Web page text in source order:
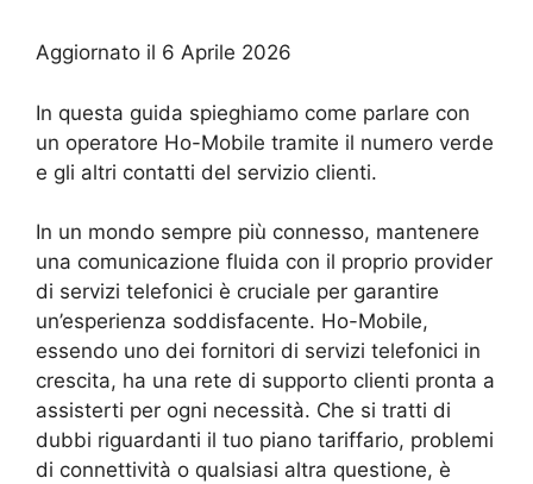
Aggiornato il 6 Aprile 2026
In questa guida spieghiamo come parlare con
un operatore Ho-Mobile tramite il numero verde
e gli altri contatti del servizio clienti.
In un mondo sempre più connesso, mantenere
una comunicazione fluida con il proprio provider
di servizi telefonici è cruciale per garantire
un’esperienza soddisfacente. Ho-Mobile,
essendo uno dei fornitori di servizi telefonici in
crescita, ha una rete di supporto clienti pronta a
assisterti per ogni necessità. Che si tratti di
dubbi riguardanti il tuo piano tariffario, problemi
di connettività o qualsiasi altra questione, è